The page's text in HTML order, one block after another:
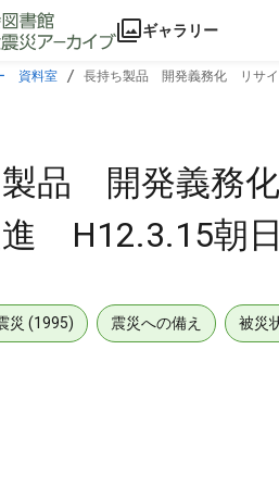
ギャラリー
資料室 長持ち製品 開発義務化 リサ
品 開発義務
H12.3.15朝
災 (1995) 震災への備え 被災